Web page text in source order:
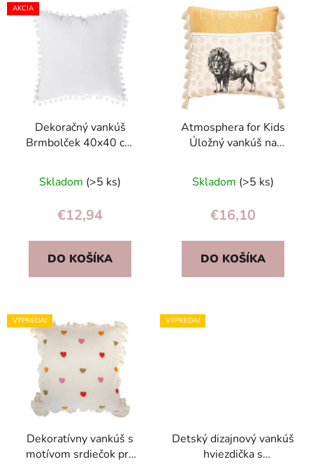
AKCIA
Dekoračný vankúš
Brmbolček 40x40 cm
elegantný do detskej
izby
Skladom (>5 ks)
€12,94
DO KOŠÍKA
Atmosphera for Kids
Úložný vankúš na
odnímateľný dekoračný
vankúš pre deti
Skladom (>5 ks)
€16,10
DO KOŠÍKA
VÝPREDAJ
Dekoratívny vankúš s
motívom srdiečok pre
VÝPREDAJ
Detský dizajnový vankúš
hviezdička s